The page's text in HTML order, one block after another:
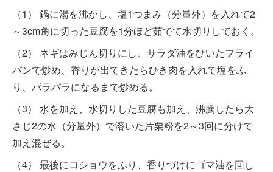
（1） 鍋に湯を沸かし、塩1つまみ（分量外）を入れて2
～3cm角に切った豆腐を1分ほど茹でて水切りしておく。
（2） ネギはみじん切りにし、サラダ油をひいたフライ
パンで炒め、香りが出てきたらひき肉を入れて塩をふ
り、パラパラになるまで炒める。
（3） 水を加え、水切りした豆腐も加え、沸騰したら大
さじ2の水（分量外）で溶いた片栗粉を2～3回に分けて
加え混ぜる。
（4） 最後にコショウをふり、香りづけにゴマ油を回し